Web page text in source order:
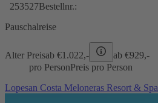
253527Bestellnr.:
Pauschalreise
Alter Preisab €1.022,- ab €929,-
pro PersonPreis pro Person
Lopesan Costa Meloneras Resort & Spa